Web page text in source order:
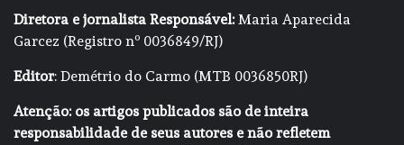
Diretora e jornalista Responsável:Maria Aparecida
Garcez (Registro nº 0036849/RJ)
Editor: Demétrio do Carmo (MTB 0036850RJ)
Atenção: os artigos publicados são de inteira
responsabilidade de seus autores e não refletem